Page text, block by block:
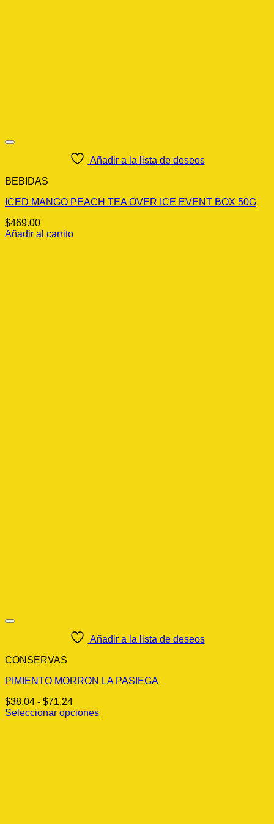
Añadir a la lista de deseos
BEBIDAS
ICED MANGO PEACH TEA OVER ICE EVENT BOX 50G
$469.00
Añadir al carrito
Añadir a la lista de deseos
CONSERVAS
PIMIENTO MORRON LA PASIEGA
$38.04 - $71.24Rango
de
Seleccionar opciones